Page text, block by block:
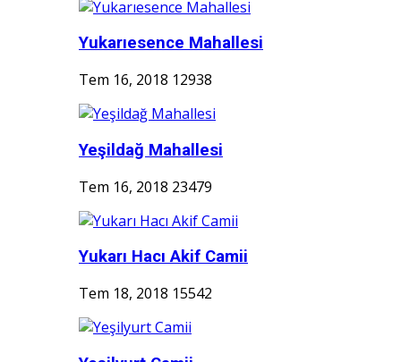
Yukarıesence Mahallesi
Tem 16, 2018 12938
Yeşildağ Mahallesi
Tem 16, 2018 23479
Yukarı Hacı Akif Camii
Tem 18, 2018 15542